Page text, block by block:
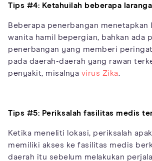
Tips #4: Ketahuilah beberapa
Beberapa penerbangan menetapkan
wanita hamil bepergian, bahkan ada
penerbangan yang memberi
pada daerah-daerah yang rawan
penyakit, misalnya virus Zika.
Tips #5: Periksalah fasilitas medis
Ketika meneliti lokasi, periksalah
memiliki akses ke fasilitas medis
daerah itu sebelum melakukan